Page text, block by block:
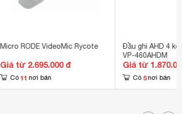
Micro RODE VideoMic Rycote
Giá từ 2.695.000 đ
Có 11 nơi bán
Đầu ghi AHD 4
VP-460AHDM
Giá từ
Có 5 nơi bán